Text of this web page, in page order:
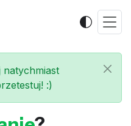
natychmiast
:)